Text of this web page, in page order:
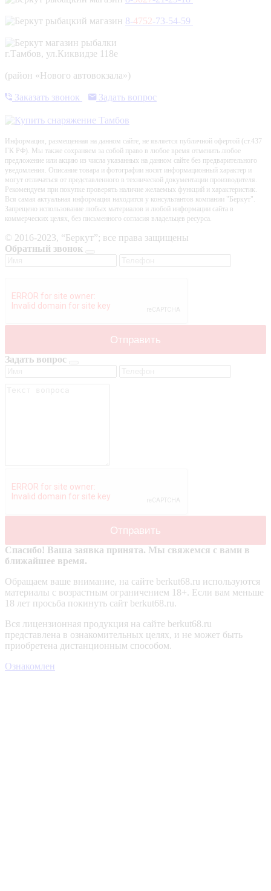
8-4752-73-54-59
г.Тамбов, ул.Киквидзе 118е
(район «Нового автовокзала»)
Заказать звонок Задать вопрос
Информация, размещенная на данном сайте, не является публичной офертой (ст.437
ГК РФ). Мы также сохраняем за собой право в любое время отменить любое
предложение или акцию из числа указанных на данном сайте без предварительного
уведомления. Описание товара и фотографии носят информационный характер и
могут отличаться от представленного в технической документации производителя.
Рекомендуем при покупке проверять наличие желаемых функций и характеристик.
Вся самая актуальная информация находится у консультантов компании "Беркут".
Запрещено использование любых материалов и любой информации сайта в
коммерческих целях, без письменного согласия владельцев ресурса.
© 2016-2023, “Беркут”; все права защищены
Обратный звонок
Задать вопрос
Спасибо! Ваша заявка принята. Мы свяжемся с вами в
ближайшее время.
Обращаем ваше внимание, на сайте berkut68.ru используются
материалы с возрастным ограничением 18+. Если вам меньше
18 лет просьба покинуть сайт berkut68.ru.
Вся лицензионная продукция на сайте berkut68.ru
представлена в ознакомительных целях, и не может быть
приобретена дистанционным способом.
Ознакомлен